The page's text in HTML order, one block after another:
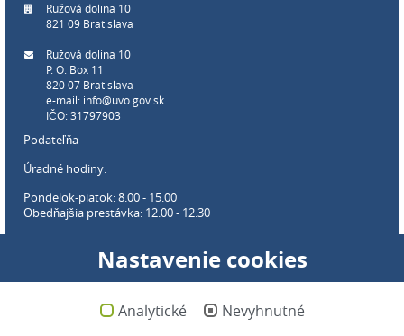
Nastavenie cookies
Analytické Nevyhnutné
Ružová dolina 10
821 09 Bratislava
Ružová dolina 10
P. O. Box 11
820 07 Bratislava
e-mail: info@uvo.gov.sk
IČO: 31797903
Podateľňa
Úradné hodiny:
Pondelok-piatok: 8.00 - 15.00
Obedňajšia prestávka: 12.00 - 12.30
Pondelok-piatok: 8:00-16:00
(garantovaná dostupnosť)
(len pracovné dni.
.)